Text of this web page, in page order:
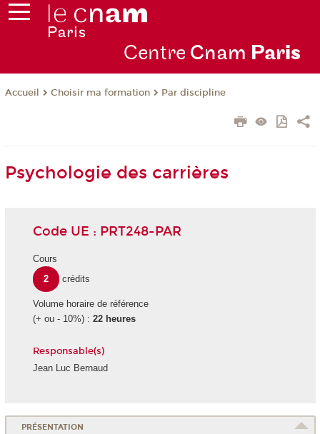
Centre Cnam Paris
Accueil Choisir ma formation Par discipline
Psychologie des carrières
Code UE : PRT248-PAR
Cours
2
crédits
Volume horaire de référence
(+ ou - 10%) : 22 heures
Responsable(s)
Jean Luc Bernaud
PRÉSENTATION